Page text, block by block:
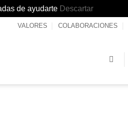
de ayudarte Descartar
VALORES COLABORACIONES